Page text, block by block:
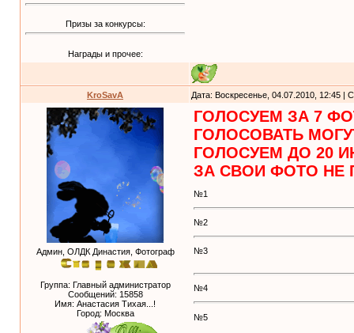
Призы за конкурсы:
Награды и прочее:
KroSavA Дата: Воскресенье, 04.07.2010, 12:45 |
Админ, ОЛДК Династия, Фотограф
Группа: Главный администратор
Сообщений: 15858
Имя: Анастасия Тихая...!
Город: Москва
ГОЛОСУЕМ ЗА 7
ГОЛОСОВАТЬ
ГОЛОСУЕМ ДО 20
ЗА СВОИ ФОТО НЕ
№1
№2
№3
№4
№5